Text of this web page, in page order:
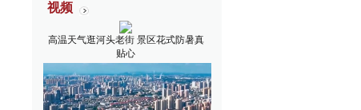
视频
高温天气逛河头老街 景区花式防暑真
贴心